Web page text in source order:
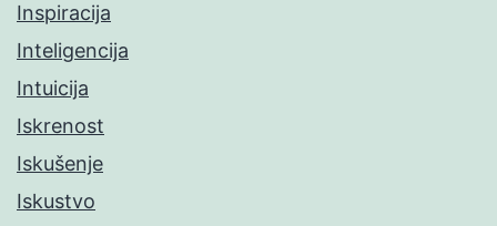
Inspiracija
Inteligencija
Intuicija
Iskrenost
Iskušenje
Iskustvo